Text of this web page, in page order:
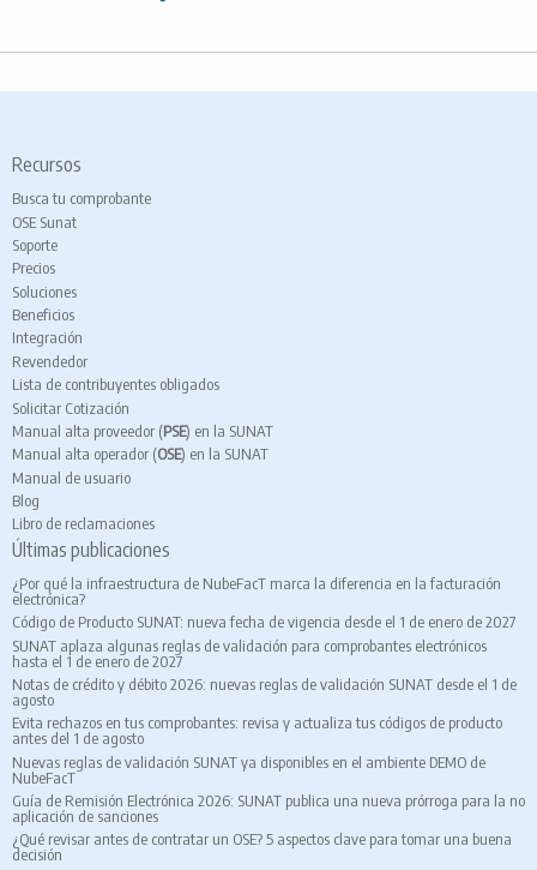
Recursos
Busca tu comprobante
OSE Sunat
Soporte
Precios
Soluciones
Beneficios
Integración
Revendedor
Lista de contribuyentes obligados
Solicitar Cotización
Manual alta proveedor (PSE) en la SUNAT
Manual alta operador (OSE) en la SUNAT
Manual de usuario
Blog
Libro de reclamaciones
Últimas publicaciones
¿Por qué la infraestructura de NubeFacT marca la diferencia en la facturación
electrónica?
Código de Producto SUNAT: nueva fecha de vigencia desde el 1 de enero de 2027
SUNAT aplaza algunas reglas de validación para comprobantes electrónicos
hasta el 1 de enero de 2027
Notas de crédito y débito 2026: nuevas reglas de validación SUNAT desde el 1 de
agosto
Evita rechazos en tus comprobantes: revisa y actualiza tus códigos de producto
antes del 1 de agosto
Nuevas reglas de validación SUNAT ya disponibles en el ambiente DEMO de
NubeFacT
Guía de Remisión Electrónica 2026: SUNAT publica una nueva prórroga para la no
aplicación de sanciones
¿Qué revisar antes de contratar un OSE? 5 aspectos clave para tomar una buena
decisión